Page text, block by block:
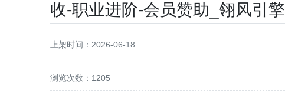
收-职业进阶-会员赞助_翎风引擎
上架时间：2026-06-18
浏览次数：1205